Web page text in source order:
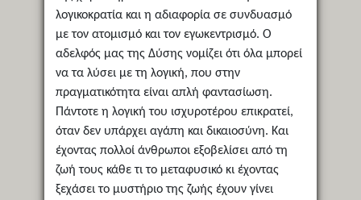
λογικοκρατία και η αδιαφορία σε συνδυασμό
με τον ατομισμό και τον εγωκεντρισμό. Ο
αδελφός μας της Δύσης νομίζει ότι όλα μπορεί
να τα λύσει με τη λογική, που στην
πραγματικότητα είναι απλή φαντασίωση.
Πάντοτε η λογική του ισχυροτέρου επικρατεί,
όταν δεν υπάρχει αγάπη και δικαιοσύνη. Και
έχοντας πολλοί άνθρωποι εξοβελίσει από τη
ζωή τους κάθε τι το μεταφυσικό κι έχοντας
ξεχάσει το μυστήριο της ζωής έχουν γίνει